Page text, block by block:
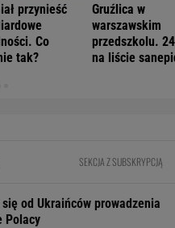
przynieść
Co
tak?
Gruźlica w
warszawskim
przedszkolu.
na liście
SEKCJA Z SUBSKRYPCJĄ
się od Ukraińców prowadzenia
Polacy